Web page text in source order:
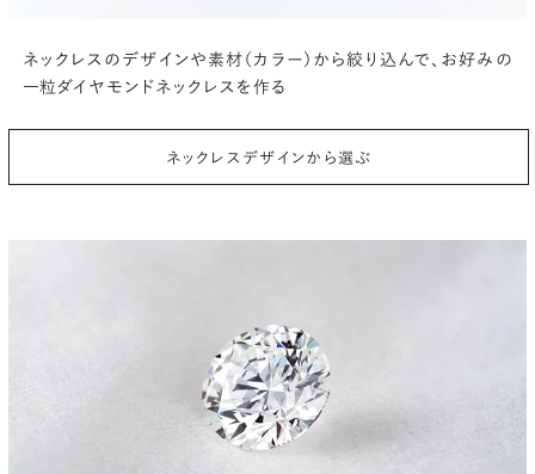
ネックレスのデザインや素材（カラー）から絞り込んで、 お好みの
一粒ダイヤモンドネックレスを作る
ネックレスデザインから選ぶ